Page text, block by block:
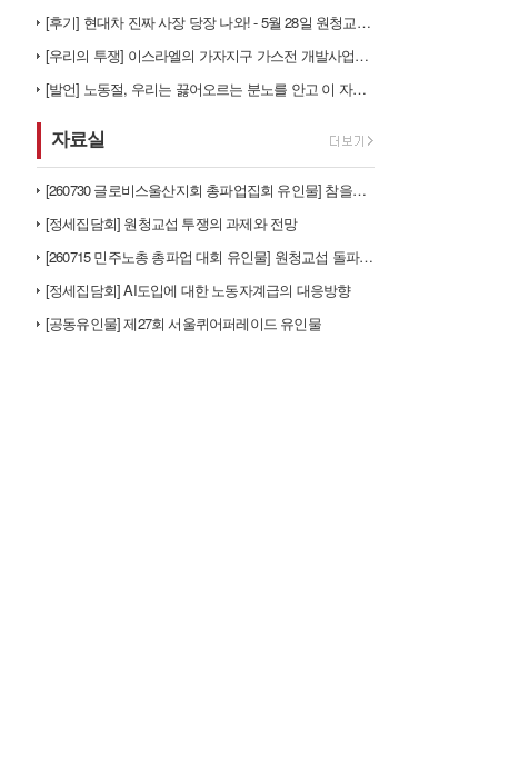
[후기] 현대차 진짜 사장 당장 나와! - 5월 28일 원청교섭 불응 현…
[우리의 투쟁] 이스라엘의 가자지구 가스전 개발사업에 참여하는 한국석유공…
[발언] 노동절, 우리는 끓어오르는 분노를 안고 이 자리에 섰습니다
자료실
[260730 글로비스울산지회 총파업집회 유인물] 참을만큼 참았다! 총단…
[정세집담회] 원청교섭 투쟁의 과제와 전망
[260715 민주노총 총파업 대회 유인물] 원청교섭 돌파구 - 7월 총…
[정세집담회] AI도입에 대한 노동자계급의 대응방향
[공동유인물] 제27회 서울퀴어퍼레이드 유인물